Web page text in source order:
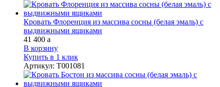
Кровать Флоренция из массива сосны (белая эмаль) с
выдвижными ящиками
41 400 a
В корзину
Купить в 1 клик
Артикул: Т001081